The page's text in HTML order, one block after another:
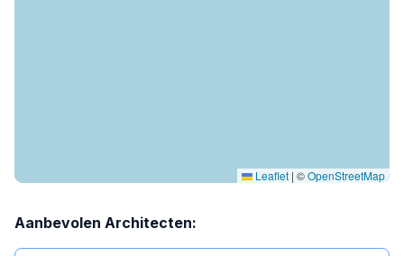
Leaflet | ©OpenStreetMap
Aanbevolen Architecten: